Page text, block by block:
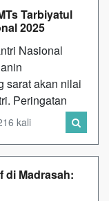
Tarbiyatul
2025
Nasional
sarat akan nilai
Peringatan
kali
di Madrasah: